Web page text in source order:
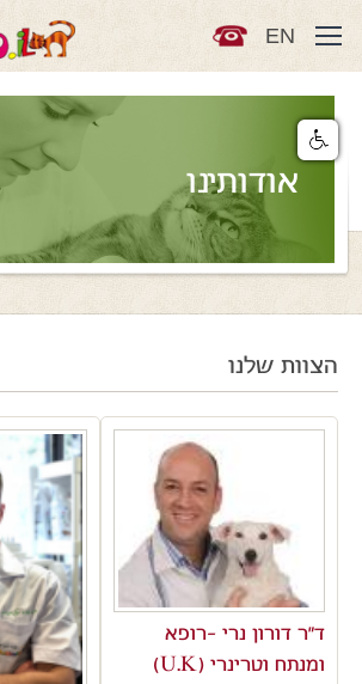
EN
אודותינו
הצוות שלנו
ד"ר דורון נרי -רופא
ומנתח וטרינרי (U.K)